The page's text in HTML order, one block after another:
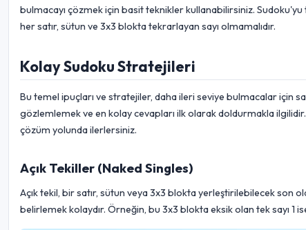
bulmacayı çözmek için basit teknikler kullanabilirsiniz.
her satır, sütun ve 3x3 blokta tekrarlayan sayı olmamalıdır.
Kolay Sudoku Stratejileri
Bu temel ipuçları ve stratejiler, daha ileri seviye bulmacalar için
gözlemlemek ve en kolay cevapları ilk olarak doldurmakla ilgilidir.
çözüm yolunda ilerlersiniz.
Açık Tekiller (Naked Singles)
Açık tekil, bir satır, sütun veya 3x3 blokta yerleştirilebilecek son
belirlemek kolaydır. Örneğin, bu 3x3 blokta eksik olan tek sayı 1